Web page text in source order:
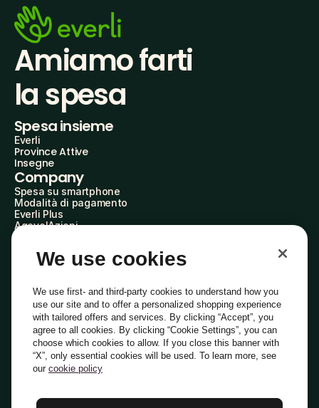
Amiamo farti
la spesa
Spesa insieme
Everli
Province Attive
Insegne
Company
Spesa su smartphone
Modalità di pagamento
Everli Plus
AgevolAzioni
Everli Shoppers
Scopri chi siamo
Domande frequenti
Lavora con noi
Diventa Shopper
Investitori
PrivacyCookiePreferenze Cookie
Termini e Condizioni
Italiano
We use cookies
We use first- and third-party cookies to understand how you
use our site and to offer a personalized shopping experience
with tailored offers and services. By clicking “Accept”, you
agree to all cookies. By clicking “Cookie Settings”, you can
choose which cookies to allow. If you close this banner with
“X”, only essential cookies will be used. To learn more, see
our cookie policy